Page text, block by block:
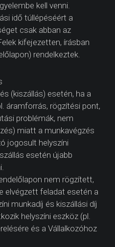
kell venni.
idő túllépéséért a
csak abban az
kifejezetten, írásban
rendelkeztek.
(kiszállás) esetén, ha a
áramforrás, rögzítési pont,
problémák, nem
miatt a munkavégzés
jogosult helyszíni
esetén újabb
nem rögzített,
elvégzett feladat esetén a
munkadíj és kiszállási díj
helyszíni eszköz (pl.
és a Vállalkozóhoz